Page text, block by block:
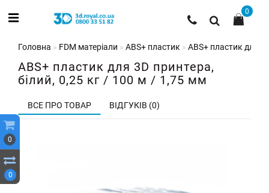
0
0
0
Головна FDM матеріали ABS+ пластик ABS+ пластик для
ABS+ пластик для 3D принтера,
білий, 0,25 кг / 100 м / 1,75 мм
ВСЕ ПРО ТОВАР ВІДГУКІВ (0)